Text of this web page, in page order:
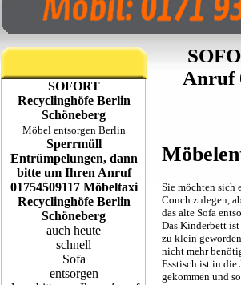
SOFORT
Recyclinghöfe Berlin
Schöneberg
Möbel entsorgen Berlin
Sperrmüll
Entrümpelungen, dann
bitte um Ihren Anruf
01754509117 Möbeltaxi
Recyclinghöfe Berlin
Schöneberg
auch heute
schnell
Sofa
entsorgen
Anruf
Sie möchten sich
Couch zulegen,
das alte Sofa
Das Kinderbett
zu klein
nicht mehr
Esstisch ist in die
gekommen und